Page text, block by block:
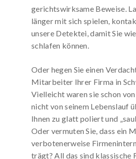
gerichtswirksame Beweise.
länger mit sich spielen,
unsere Detektei, damit Sie
schlafen können.
Oder hegen Sie einen
Mitarbeiter Ihrer Firma in
Vielleicht waren sie schon
nicht von seinem Lebenslauf
Ihnen zu glatt poliert und
Oder vermuten Sie, dass ein
verbotenerweise
trägt? All das sind klassische